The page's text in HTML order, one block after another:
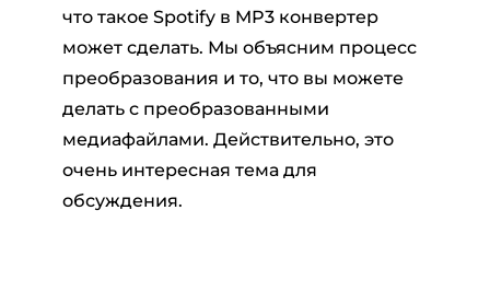
что такое Spotify в MP3 конвертер
может сделать. Мы объясним процесс
преобразования и то, что вы можете
делать с преобразованными
медиафайлами. Действительно, это
очень интересная тема для
обсуждения.